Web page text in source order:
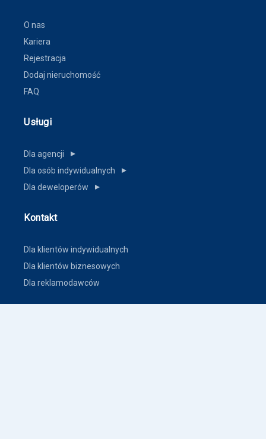
O nas
Kariera
Rejestracja
Dodaj nieruchomość
FAQ
Usługi
Dla agencji ▼
Dla osób indywidualnych ▼
Dla deweloperów ▼
Kontakt
Dla klientów indywidualnych
Dla klientów biznesowych
Dla reklamodawców